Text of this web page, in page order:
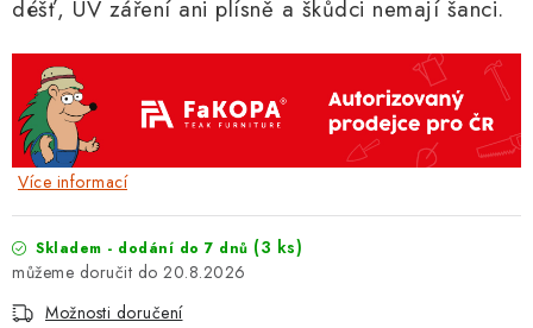
déšť, UV záření ani plísně a škůdci nemají šanci.
Více informací
Skladem - dodání do 7 dnů (3 ks)
20.8.2026
Možnosti doručení